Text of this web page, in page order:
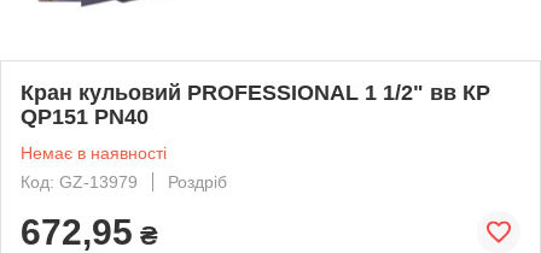
Кран кульовий PROFESSIONAL 1 1/2" вв КР
QP151 PN40
Немає в наявності
Код: GZ-13979
Роздріб
672,95 ₴